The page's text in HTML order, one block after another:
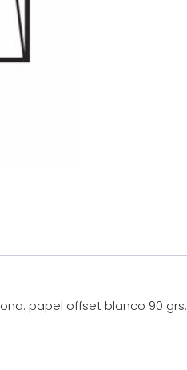
papel offset blanco 90 grs.